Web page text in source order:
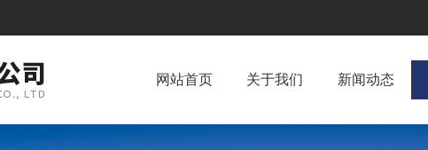
网站首页 关于我们 新闻动态